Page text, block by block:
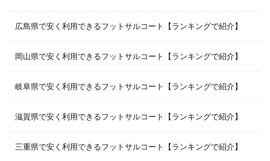
広島県で安く利用できるフットサルコート【ランキングで紹介】
岡山県で安く利用できるフットサルコート【ランキングで紹介】
岐阜県で安く利用できるフットサルコート【ランキングで紹介】
滋賀県で安く利用できるフットサルコート【ランキングで紹介】
三重県で安く利用できるフットサルコート【ランキングで紹介】